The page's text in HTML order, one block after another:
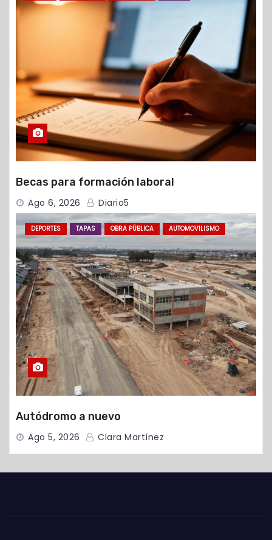
Becas para formación laboral
Ago 6, 2026 Diario5
DEPORTES TAPAS OBRA PÚBLICA AUTOMOVILISMO
Autódromo a nuevo
Ago 5, 2026 Clara Martínez